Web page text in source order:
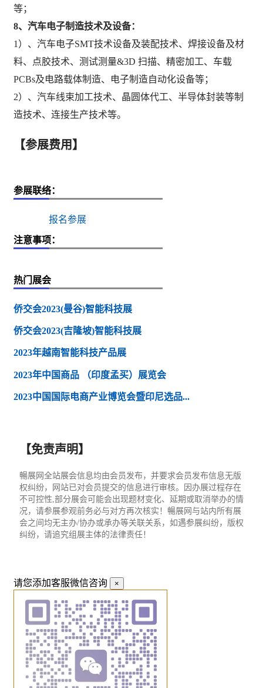
等；
8、汽车电子制造技术及设备：
1）、汽车电子SMT技术设备及装配技术、焊接设备及材
料、点胶技术、测试测量&3D 扫描、精密加工、车载
PCBs及电路载体制造、电子制造自动化设备等；
2）、汽车线束加工技术、晶圆体代工、半导体封装等制
造技术、连接生产技术等。
【参展费用】
参展联络：
报名参展
注意事项：
热门展会
侨交会2023(曼谷)智能科技展
侨交会2023(吉隆坡)智能科技展
2023年越南智能科技产品展
2023年中国商品 （印度孟买）展览会
2023中国国际电商产业博览会暨印尼选品...
【免责声明】
暢展网全站展会信息均由会员发布，并要求会员发布信息无版
权纠纷，网站已对会员提交的信息进行审核。因办展过程存在
不可控性,部分展会可能会出现题材变化、延期或取消举办的情
况，请参展参观前务必与对方再次核实！暢展网与站内所有展
会之间均无主办/协办或承办等关联关系，如遇参展纠纷，版权
纠纷，请追究组展主体的法律责任！
请您添加客服微信咨询 ×